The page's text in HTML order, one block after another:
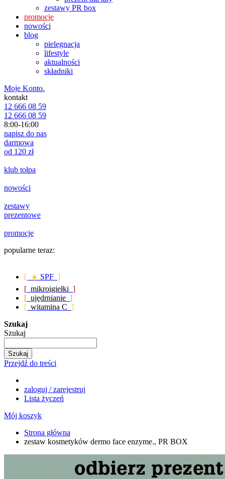
zestawy PR box
promocje
nowości
blog
pielęgnacja
lifestyle
aktualności
składniki
Moje Konto.
kontakt
12 666 08 59
12 666 08 59
8:00-16:00
napisz do nas
darmowa
od 120 zł
klub tołpa
nowości
zestawy
prezentowe
promocje
popularne teraz:
[ ☀️ SPF ]
[ mikroigiełki ]
[ ujędrnianie ]
[ witamina C ]
Szukaj
Szukaj
Szukaj
Przejdź do treści
zaloguj / zarejestruj
Lista życzeń
Mój koszyk
Strona główna
zestaw kosmetyków dermo face enzyme., PR BOX